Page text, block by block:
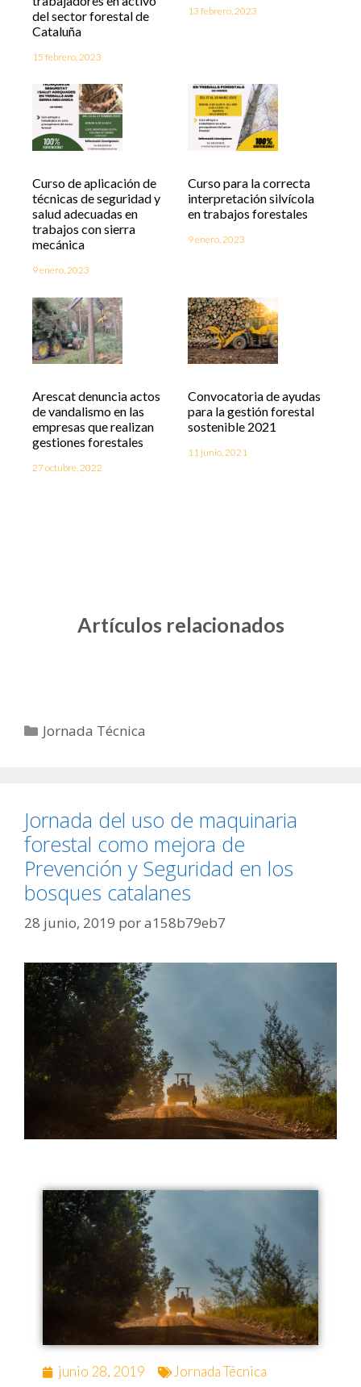
del sector forestal de
Cataluña
15 febrero, 2023
13 febrero, 2023
Curso de aplicación de
técnicas de seguridad y
salud adecuadas en
trabajos con sierra
mecánica
9 enero, 2023
Curso para la correcta
interpretación silvícola
en trabajos forestales
9 enero, 2023
Arescat denuncia actos
de vandalismo en las
empresas que realizan
gestiones forestales
27 octubre, 2022
Convocatoria de ayudas
para la gestión forestal
sostenible 2021
11 junio, 2021
Artículos relacionados
Jornada Técnica
Jornada del uso de maquinaria
forestal como mejora de
Prevención y Seguridad en los
bosques catalanes
28 junio, 2019 pora158b79eb7
junio 28, 2019 Jornada Técnica